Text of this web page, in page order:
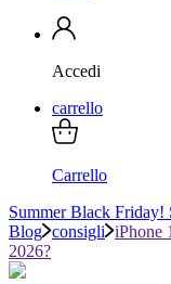
Accedi
carrello
Carrello
Summer Black Friday!
Blog consigli iPhone
2026?